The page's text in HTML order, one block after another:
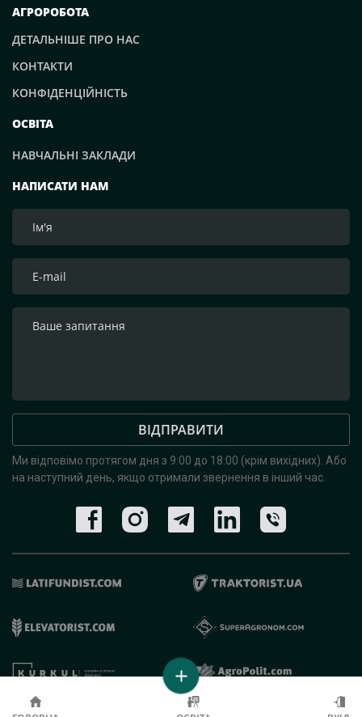
НАПИСАТИ НАМ
ВІДПРАВИТИ
Ми відповімо протягом дня з 9:00 до 18:00 (крім вихідних). Або
на наступний день, якщо отримали звернення в інший час.
АГРОРОБОТА
ДЕТАЛЬНІШЕ ПРО НАС
КОНТАКТИ
КОНФІДЕНЦІЙНІСТЬ
ОСВІТА
НАВЧАЛЬНІ ЗАКЛАДИ